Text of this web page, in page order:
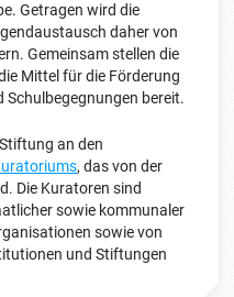
Getragen wird die
daher von
Gemeinsam stellen die
Mittel für die Förderung
bereit.
an den
, das von der
Die Kuratoren sind
sowie kommunaler
sowie von
und Stiftungen